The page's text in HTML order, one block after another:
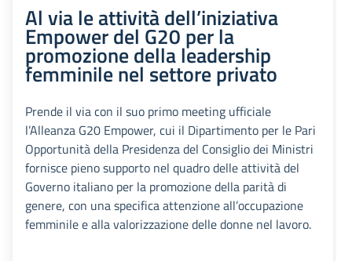
Al via le attività dell’iniziativa
Empower del G20 per la
promozione della leadership
femminile nel settore privato
Prende il via con il suo primo meeting ufficiale
l’Alleanza G20 Empower, cui il Dipartimento per le Pari
Opportunità della Presidenza del Consiglio dei Ministri
fornisce pieno supporto nel quadro delle attività del
Governo italiano per la promozione della parità di
genere, con una specifica attenzione all’occupazione
femminile e alla valorizzazione delle donne nel lavoro.